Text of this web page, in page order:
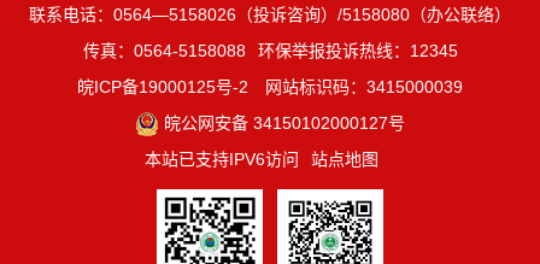
联系电话：0564—5158026（投诉咨询）/5158080（办公联络）
传真：0564-5158088
环保举报投诉热线：12345
皖ICP备19000125号-2
网站标识码：3415000039
皖公网安备 34150102000127号
本站已支持IPV6访问
站点地图